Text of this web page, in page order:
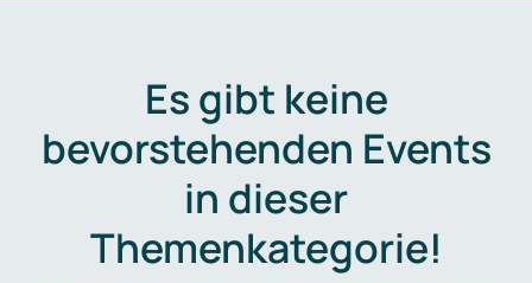
Es gibt keine
bevorstehenden Events
in dieser
Themenkategorie!